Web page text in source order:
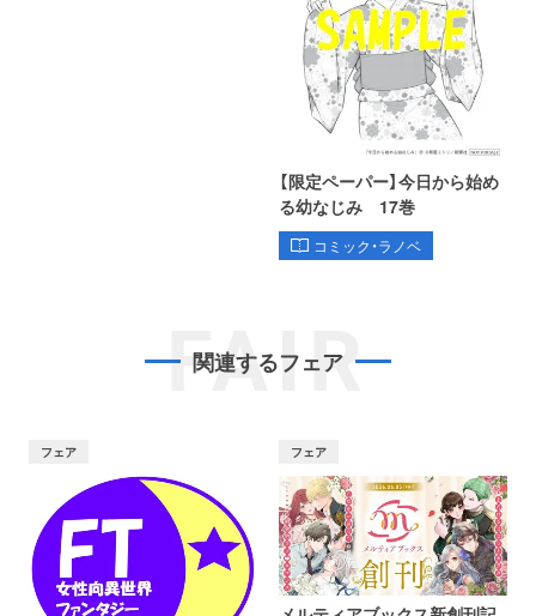
【限定ペーパー】今日から始め
る幼なじみ 17巻
コミック・ラノベ
FAIR
関連するフェア
フェア フェア